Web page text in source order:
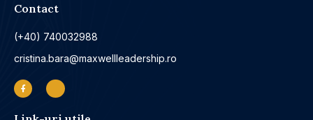
Contact
(+40) 740032988
cristina.bara@maxwellleadership.ro